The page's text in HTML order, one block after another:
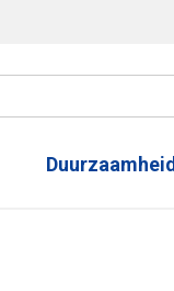
Duurzaamheid